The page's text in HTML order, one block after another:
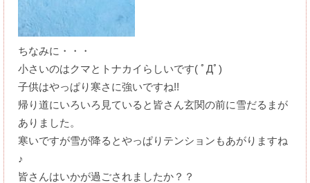
ちなみに・・・
小さいのはクマとトナカイらしいです( ﾟДﾟ)
子供はやっぱり寒さに強いですね!!
帰り道にいろいろ見ていると皆さん玄関の前に雪だるまが
ありました。
寒いですが雪が降るとやっぱりテンションもあがりますね
♪
皆さんはいかが過ごされましたか？？